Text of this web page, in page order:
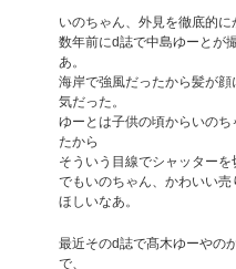
いのちゃん、外見を徹底的に
数年前にd誌で中島ゆーとが
あ。
海岸で強風だったから髪が
気だった。
ゆーとは子供の頃からいの
たから
そういう目線でシャッターを
でもいのちゃん、かわいい
ほしいなあ。
最近そのd誌で髙木ゆーやの
で、